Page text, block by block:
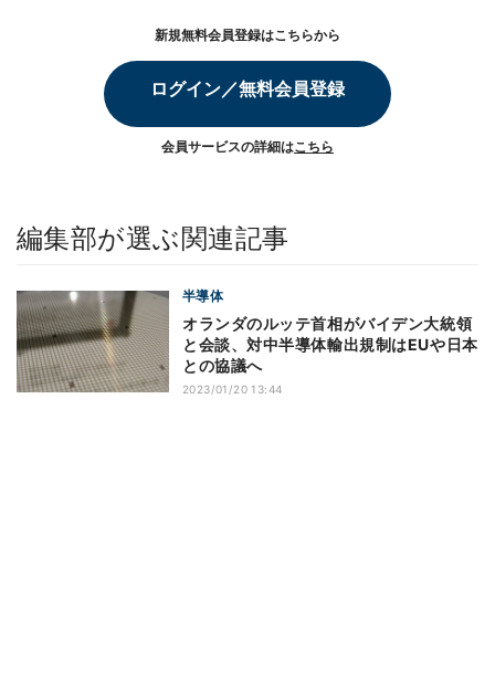
新規無料会員登録はこちらから
ログイン／無料会員登録
会員サービスの詳細はこちら
編集部が選ぶ関連記事
半導体
オランダのルッテ首相がバイデン大統領
と会談、対中半導体輸出規制はEUや日本
との協議へ
2023/01/20 13:44